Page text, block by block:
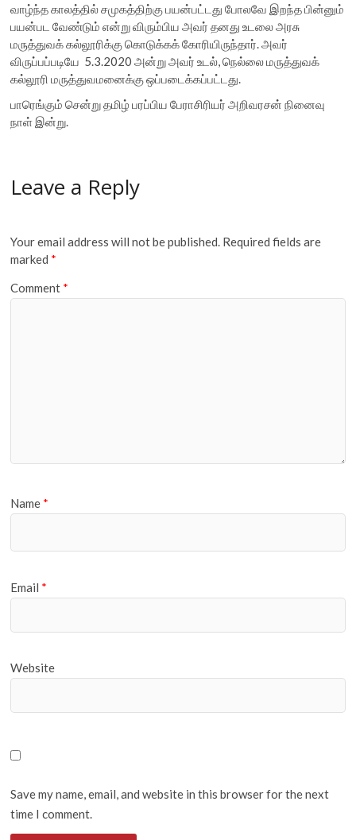
வாழ்ந்த காலத்தில் சமுகத்திற்கு பயன்பட்டது போலவே இறந்த பின்னும்
பயன்பட வேண்டும் என்று விரும்பிய அவர் தனது உடலை அரசு
மருத்துவக் கல்லூரிக்கு கொடுக்கக் கோரியிருந்தார். அவர்
விருப்பப்படியே 5.3.2020 அன்று அவர் உடல், நெல்லை மருத்துவக்
கல்லூரி மருத்துவமனைக்கு ஒப்படைக்கப்பட்டது.
பாரெங்கும் சென்று தமிழ் பரப்பிய பேராசிரியர் அறிவரசன் நினைவு
நாள் இன்று.
Leave a Reply
Your email address will not be published. Required fields are
marked *
Comment *
Name *
Email *
Website
Save my name, email, and website in this browser for the next
time I comment.